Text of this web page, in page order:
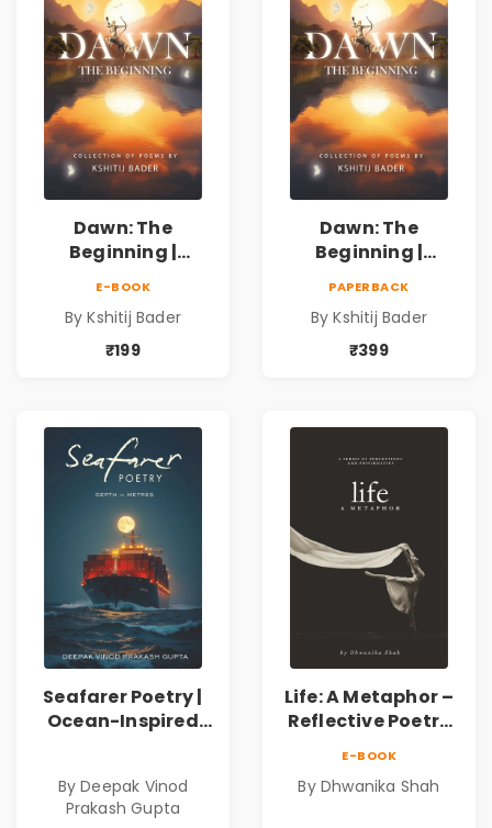
Dawn: The
Beginning |
Philosophical
Poems by Kshitij
E-BOOK
By Kshitij Bader
₹199
Dawn: The
Beginning |
Philosophical
Poems by Kshitij
PAPERBACK
By Kshitij Bader
₹399
Seafarer Poetry |
Ocean-Inspired
By Deepak Vinod
Prakash Gupta
Life: A Metaphor –
Reflective Poetry
Silence & Self-
E-BOOK
By Dhwanika Shah